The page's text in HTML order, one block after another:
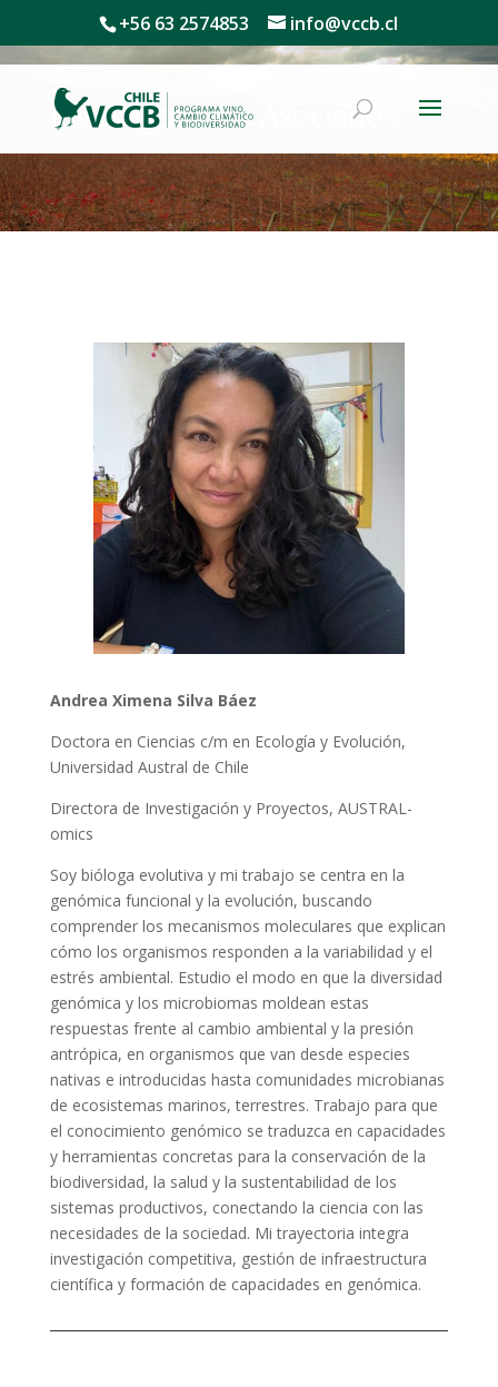
+56 63 2574853 info@vccb.cl
Investigadores Asociados
Andrea Ximena Silva Báez
Doctora en Ciencias c/m en Ecología y Evolución,
Universidad Austral de Chile
Directora de Investigación y Proyectos, AUSTRAL-
omics
Soy bióloga evolutiva y mi trabajo se centra en la
genómica funcional y la evolución, buscando
comprender los mecanismos moleculares que explican
cómo los organismos responden a la variabilidad y el
estrés ambiental. Estudio el modo en que la diversidad
genómica y los microbiomas moldean estas
respuestas frente al cambio ambiental y la presión
antrópica, en organismos que van desde especies
nativas e introducidas hasta comunidades microbianas
de ecosistemas marinos, terrestres. Trabajo para que
el conocimiento genómico se traduzca en capacidades
y herramientas concretas para la conservación de la
biodiversidad, la salud y la sustentabilidad de los
sistemas productivos, conectando la ciencia con las
necesidades de la sociedad. Mi trayectoria integra
investigación competitiva, gestión de infraestructura
científica y formación de capacidades en genómica.